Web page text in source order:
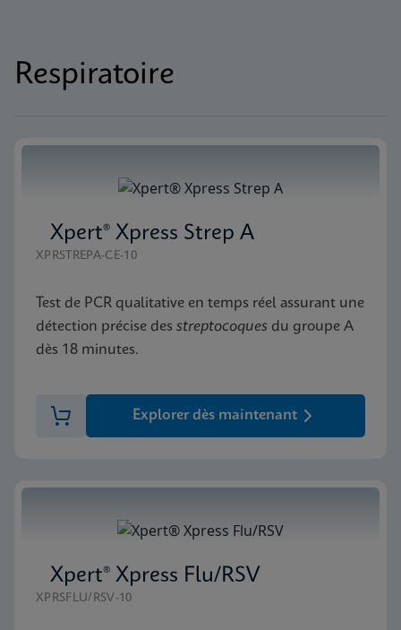
Respiratoire
Xpert® Xpress Strep A
XPRSTREPA-CE-10
Test de PCR qualitative en temps réel assurant une
détection précise des streptocoques du groupe A
dès 18 minutes.
Explorer dès maintenant
Xpert® Xpress Flu/RSV
XPRSFLU/RSV-10